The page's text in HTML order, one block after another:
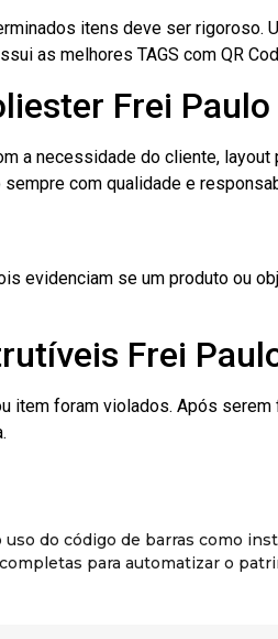
itens deve ser rigoroso.
as melhores TAGS com QR
Frei Paulo
a necessidade do cliente,
com qualidade e
evidenciam se um produto ou
Frei
item foram violados. Após
do código de barras como
para automatizar o